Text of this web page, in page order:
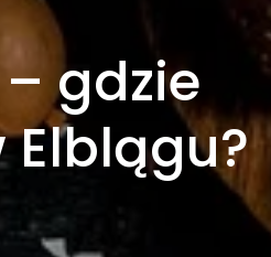
gdzie
Elblągu?